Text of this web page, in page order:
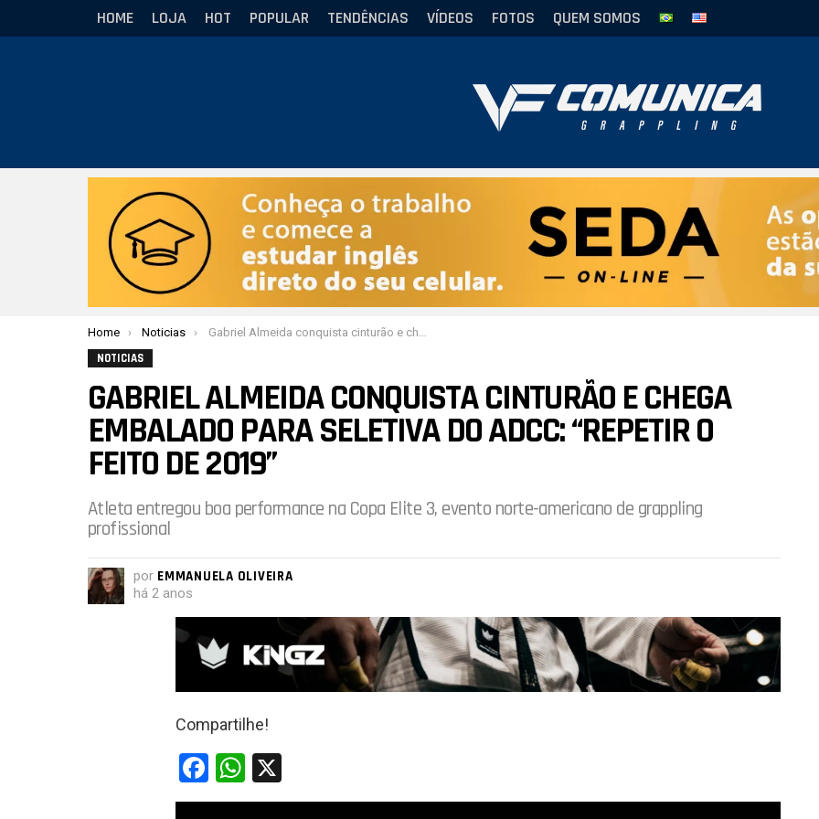
HOME LOJA HOT POPULAR TENDÊNCIAS VÍDEOS FOTOS QUEM SOMOS
Você está aqui:
Home Noticias Gabriel Almeida conquista cinturão e chega embalado para seletiva do ADCC: “Repetir o feito de 2019”
NOTICIAS
GABRIEL ALMEIDA CONQUISTA CINTURÃO E CHEGA
EMBALADO PARA SELETIVA DO ADCC: “REPETIR O
FEITO DE 2019”
Atleta entregou boa performance na Copa Elite 3, evento norte-americano de grappling
profissional
por EMMANUELA OLIVEIRA
há 2 anos
Compartilhe!
F
a
W
h